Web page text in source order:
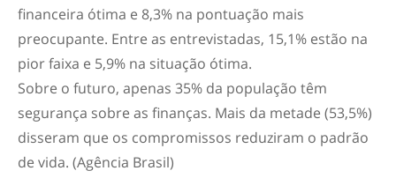
financeira ótima e 8,3% na pontuação mais
preocupante. Entre as entrevistadas, 15,1% estão na
pior faixa e 5,9% na situação ótima.
Sobre o futuro, apenas 35% da população têm
segurança sobre as finanças. Mais da metade (53,5%)
disseram que os compromissos reduziram o padrão
de vida. (Agência Brasil)